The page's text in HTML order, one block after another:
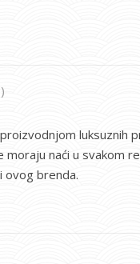
luksuznih
naći u svakom
ovog brenda.